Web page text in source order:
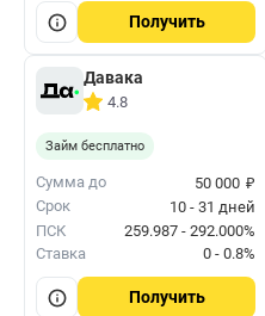
Получить
Давака
4.8
Займ бесплатно
Сумма до 50 000 ₽
Срок
10 - 31 дней
ПСК
259.987 - 292.000%
Ставка
0 - 0.8%
Получить